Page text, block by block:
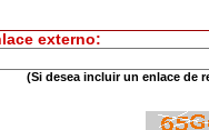
externo:
(Si desea incluir un enlace de